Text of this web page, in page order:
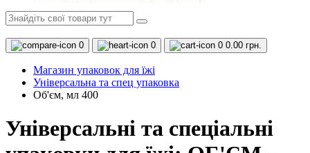
0 0 0 0.00 грн.
Магазин упаковок для їжі
Універсальна та спец упаковка
Об'єм, мл 400
Універсальні та спеціальні